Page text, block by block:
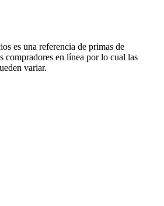
es una referencia de primas de
compradores en línea por lo cual las
variar.